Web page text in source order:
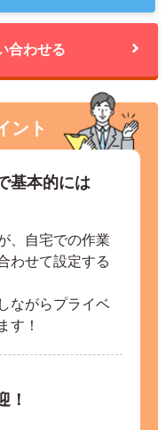
合わせる
ント
基本的には
、自宅での作業
わせて設定する
ながらプライベ
す！
！